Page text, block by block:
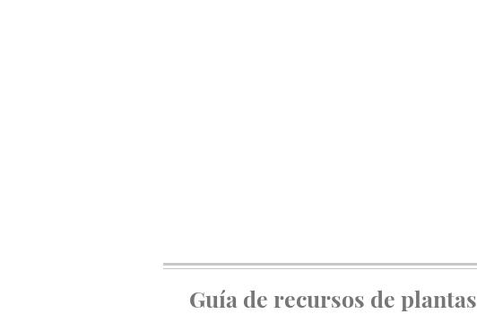
Guía de recursos de plantas